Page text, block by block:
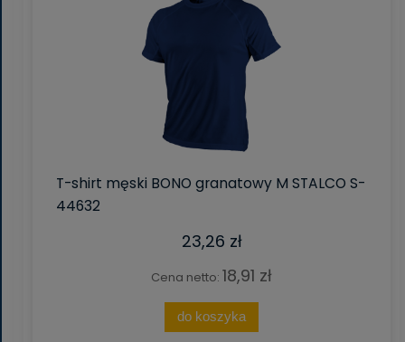
T-shirt męski BONO granatowy M STALCO S-
44632
23,26 zł
Cena netto: 18,91 zł
do koszyka